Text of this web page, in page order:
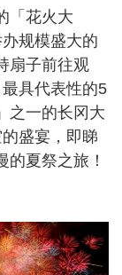
「花火大
规模盛大的
扇子前往观
具代表性的5
之一的长冈大
盛宴，即睇
夏祭之旅！